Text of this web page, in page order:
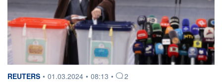
information fournie par
REUTERS • 01.03.2024 • 08:13 • 2